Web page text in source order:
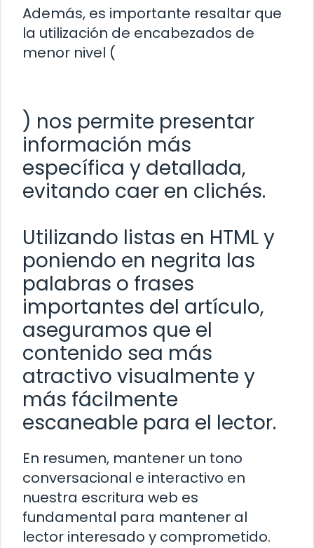
Además, es importante resaltar que
la utilización de encabezados de
menor nivel (
) nos permite presentar
información más
específica y detallada,
evitando caer en clichés.
Utilizando listas en HTML y
poniendo en negrita las
palabras o frases
importantes del artículo,
aseguramos que el
contenido sea más
atractivo visualmente y
más fácilmente
escaneable para el lector.
En resumen, mantener un tono
conversacional e interactivo en
nuestra escritura web es
fundamental para mantener al
lector interesado y comprometido.